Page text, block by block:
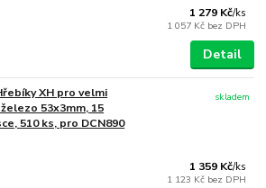
1 279 Kč/ks
1 057 Kč bez DPH
Detail
XH pro velmi
53x3mm, 15
510 ks, pro DCN890
1 359 Kč/ks
1 123 Kč bez DPH
skladem